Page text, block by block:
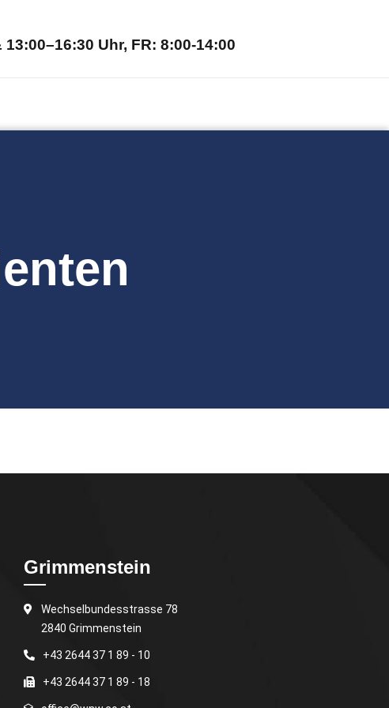
Uhr, FR: 8:00-14:00
Grimmenstein
Wechselbundesstrasse 78
2840 Grimmenstein
+43 2644 37 1 89 - 10
+43 2644 37 1 89 - 18